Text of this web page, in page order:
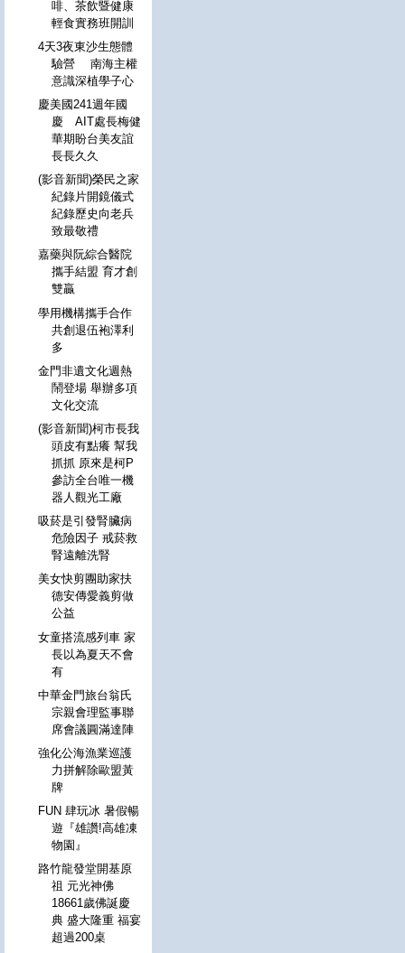
啡、茶飲暨健康
輕食實務班開訓
4天3夜東沙生態體
驗營 南海主權
意識深植學子心
慶美國241週年國
慶 AIT處長梅健
華期盼台美友誼
長長久久
(影音新聞)榮民之家
紀錄片開鏡儀式
紀錄歷史向老兵
致最敬禮
嘉藥與阮綜合醫院
攜手結盟 育才創
雙贏
學用機構攜手合作
共創退伍袍澤利
多
金門非遺文化週熱
鬧登場 舉辦多項
文化交流
(影音新聞)柯市長我
頭皮有點癢 幫我
抓抓 原來是柯P
參訪全台唯一機
器人觀光工廠
吸菸是引發腎臟病
危險因子 戒菸救
腎遠離洗腎
美女快剪團助家扶
德安傳愛義剪做
公益
女童搭流感列車 家
長以為夏天不會
有
中華金門旅台翁氏
宗親會理監事聯
席會議圓滿達陣
強化公海漁業巡護
力拼解除歐盟黃
牌
FUN 肆玩冰 暑假暢
遊『雄讚!高雄凍
物園』
路竹龍發堂開基原
祖 元光神佛
18661歲佛誕慶
典 盛大隆重 福宴
超過200桌